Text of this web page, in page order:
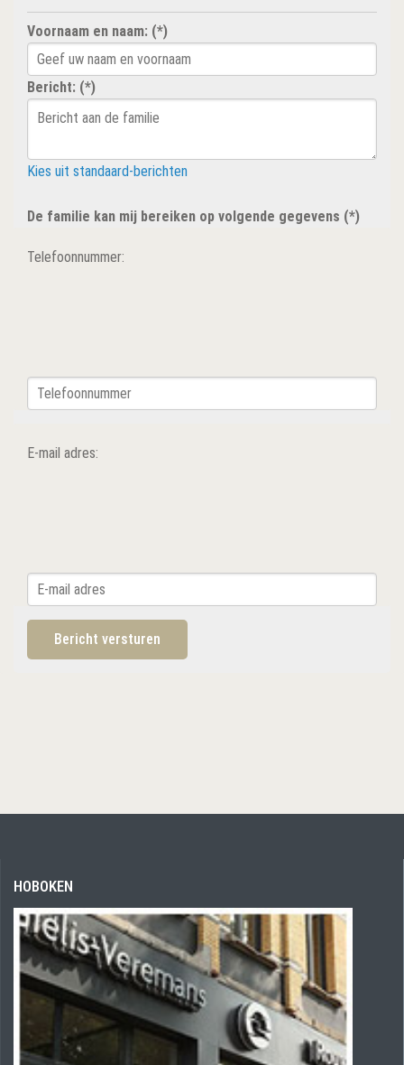
Voornaam en naam: (*)
Bericht: (*)
Kies uit standaard-berichten
De familie kan mij bereiken op volgende gegevens (*)
Telefoonnummer:
E-mail adres:
HOBOKEN